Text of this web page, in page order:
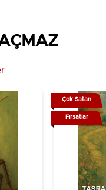
Çok Satan
Fırsatlar